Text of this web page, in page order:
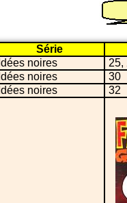
Série
Idées noires
25,
Idées noires
30
Idées noires 32